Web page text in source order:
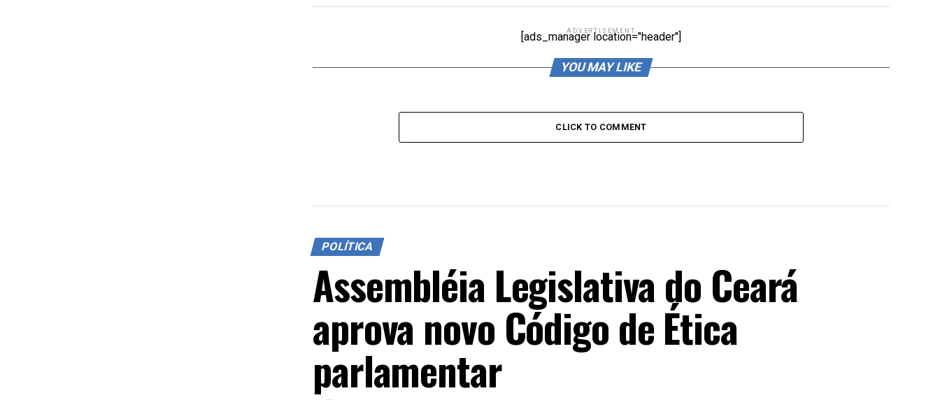
ADVERTISEMENT
[ads_manager location="header"]
YOU MAY LIKE
CLICK TO COMMENT
POLÍTICA
Assembléia Legislativa do Ceará
aprova novo Código de Ética
parlamentar